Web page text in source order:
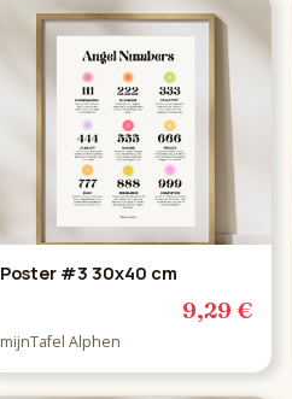
Poster #3 30x40 cm
9,29 €
mijnTafel Alphen